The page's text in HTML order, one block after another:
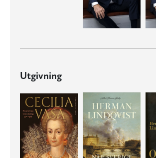
Utgivning